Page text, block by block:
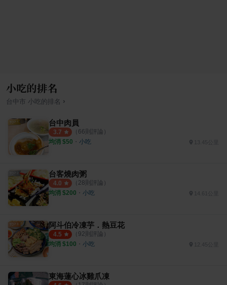
小吃的排名
台中市 小吃 的排名 ›
台中肉員
3.7 （ 66則評論）
均消 $50 ・ 小吃 13.45公里
台客燒肉粥
4.0 （ 28則評論）
均消 $200 ・ 小吃 14.61公里
阿斗伯冷凍芋．熱豆花
4.5 （ 92則評論）
均消 $100 ・ 小吃 12.45公里
東海蓮心冰雞爪凍